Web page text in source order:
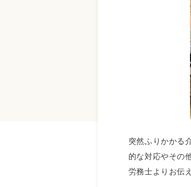
突然ふりかかる
的な対応やその
労務士よりお伝